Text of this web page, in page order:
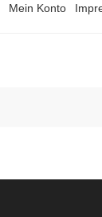
Mein Konto